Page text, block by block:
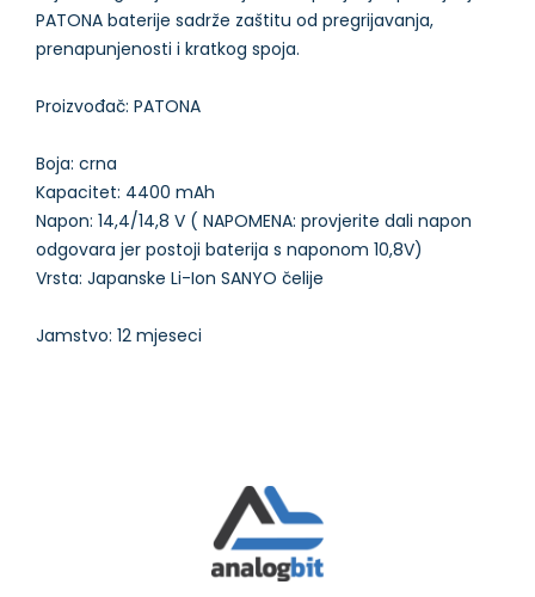
PATONA baterije sadrže zaštitu od pregrijavanja,
prenapunjenosti i kratkog spoja.
Proizvođač: PATONA
Boja: crna
Kapacitet: 4400 mAh
Napon: 14,4/14,8 V ( NAPOMENA: provjerite dali napon
odgovara jer postoji baterija s naponom 10,8V)
Vrsta: Japanske Li-Ion SANYO čelije